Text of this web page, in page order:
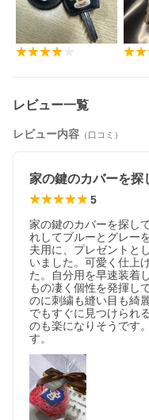
レビュー一覧
レビュー内容 （口コミ）
5
家の鍵のカバーを探し
れしてブルーとグレー
夫用に、プレゼントと
いました。可愛く仕上
た。自分用を早速装着
もの凄く個性を発揮し
のに刺繍も縫い目も綺
でもすぐに見つけられ
のも楽になりそうです
す。